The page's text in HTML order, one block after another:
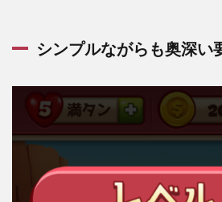
シンプルながらも奥深い